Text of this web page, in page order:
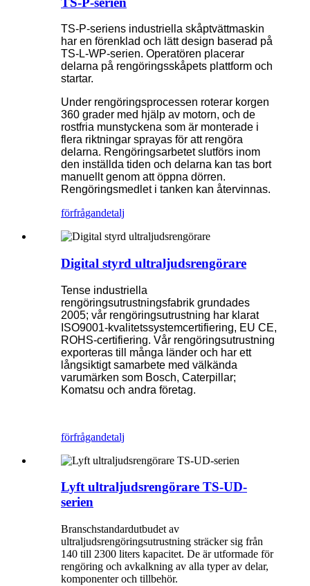
TS-P-seriens industriella skåptvättmaskin
har en förenklad och lätt design baserad på
TS-L-WP-serien. Operatören placerar
delarna på rengöringsskåpets plattform och
startar.
Under rengöringsprocessen roterar korgen
360 grader med hjälp av motorn, och de
rostfria munstyckena som är monterade i
flera riktningar sprayas för att rengöra
delarna. Rengöringsarbetet slutförs inom
den inställda tiden och delarna kan tas bort
manuellt genom att öppna dörren.
Rengöringsmedlet i tanken kan återvinnas.
förfrågandetalj
Digital styrd ultraljudsrengörare
Tense industriella
rengöringsutrustningsfabrik grundades
2005; vår rengöringsutrustning har klarat
ISO9001-kvalitetssystemcertifiering, EU CE,
ROHS-certifiering. Vår rengöringsutrustning
exporteras till många länder och har ett
långsiktigt samarbete med välkända
varumärken som Bosch, Caterpillar;
Komatsu och andra företag.
förfrågandetalj
Lyft ultraljudsrengörare TS-UD-
serien
Branschstandardutbudet av
ultraljudsrengöringsutrustning sträcker sig från
140 till 2300 liters kapacitet. De är utformade för
rengöring och avkalkning av alla typer av delar,
komponenter och tillbehör.